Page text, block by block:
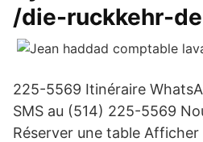
/die-ruckkehr-
225-5569 Itinéraire
SMS au (514) 225-5569
Réserver une table